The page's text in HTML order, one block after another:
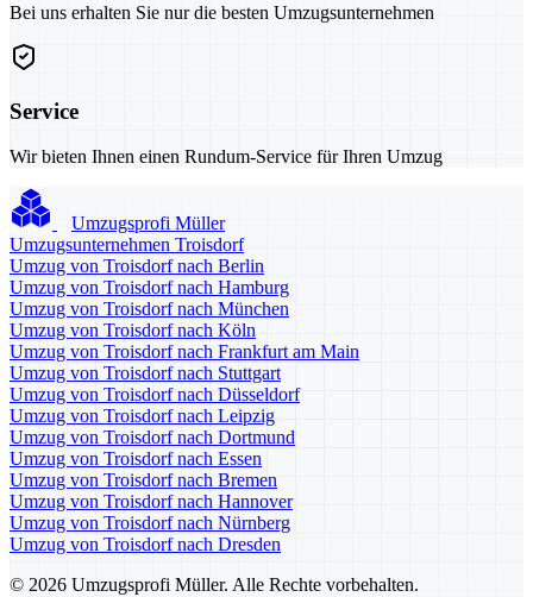
Bei uns erhalten Sie nur die besten Umzugsunternehmen
Service
Wir bieten Ihnen einen Rundum-Service für Ihren Umzug
Umzugsprofi Müller
Umzugsunternehmen Troisdorf
Umzug von Troisdorf nach Berlin
Umzug von Troisdorf nach Hamburg
Umzug von Troisdorf nach München
Umzug von Troisdorf nach Köln
Umzug von Troisdorf nach Frankfurt am Main
Umzug von Troisdorf nach Stuttgart
Umzug von Troisdorf nach Düsseldorf
Umzug von Troisdorf nach Leipzig
Umzug von Troisdorf nach Dortmund
Umzug von Troisdorf nach Essen
Umzug von Troisdorf nach Bremen
Umzug von Troisdorf nach Hannover
Umzug von Troisdorf nach Nürnberg
Umzug von Troisdorf nach Dresden
© 2026 Umzugsprofi Müller. Alle Rechte vorbehalten.